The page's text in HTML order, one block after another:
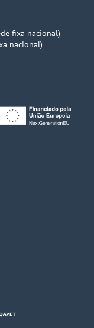
fixa nacional)
nacional)